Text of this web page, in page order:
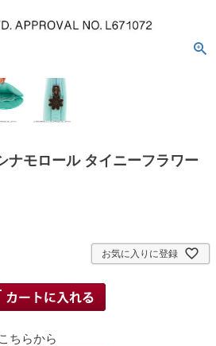
ナモロール タイニーフラワー
お気に入りに登録
ちらから